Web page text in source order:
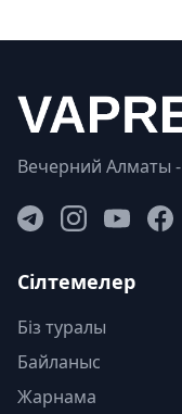
Вечерний Алматы
Сілтемелер
Біз туралы
Байланыс
Жарнама